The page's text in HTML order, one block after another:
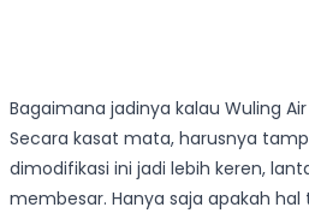
Bagaimana jadinya kalau Wuling Air
Secara kasat mata, harusnya
dimodifikasi ini jadi lebih keren,
membesar. Hanya saja apakah hal